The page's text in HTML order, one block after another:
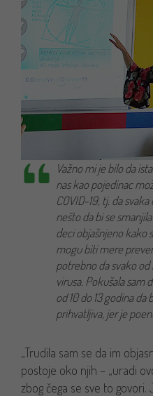
Važno mi je bilo da
nas kao pojedinac
COVID-19, tj. da
nešto da bi se
deci objašnjeno kako
mogu biti mere
potrebno da svako od
virusa. Pokušala sam
od 10 do 13 godina da
prihvatljiva, jer je
„Trudila sam se da im
postoje oko njih – „uradi
zbog čega se sve to